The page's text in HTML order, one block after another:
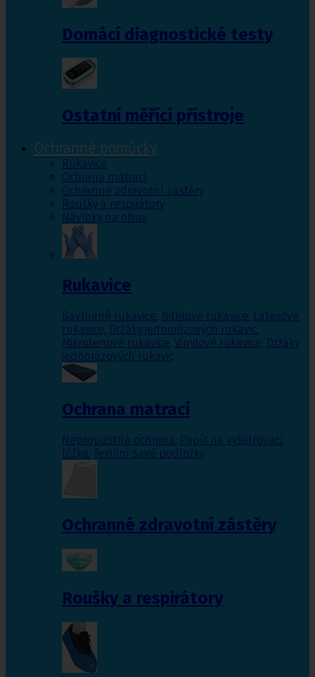
Domácí diagnostické testy
Ostatní měřící přístroje
Ochranné pomůcky
Rukavice
Ochrana matrací
Ochranné zdravotní zástěry
Roušky a respirátory
Návleky na obuv
Rukavice
Bavlněné rukavice, Nitrilové rukavice, Latexové
rukavice, Držáky jednorázových rukavic,
Mikrotenové rukavice, Vinylové rukavice, Držáky
jednorázových rukavic
Ochrana matrací
Nepropustná ochrana, Papír na vyšetřovací
lůžka, Textilní savé podložky
Ochranné zdravotní zástěry
Roušky a respirátory